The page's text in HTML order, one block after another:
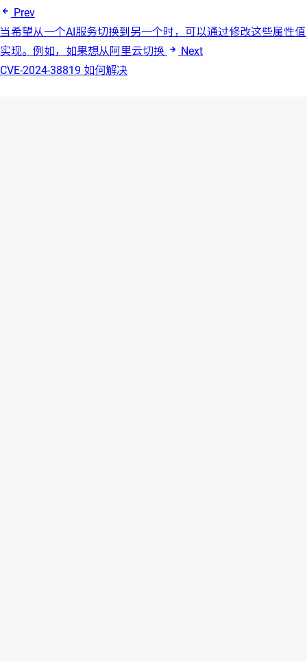
Prev
当希望从一个AI服务切换到另一个时，可以通过修改这些属性值
实现。例如，如果想从阿里云切换
Next
CVE-2024-38819 如何解决